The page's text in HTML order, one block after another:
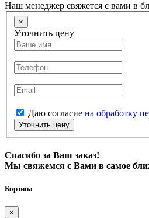
Наш менеджер свяжется с вами в
×
Уточнить цену
Даю согласие на обработку
Уточнить цену
Спасибо за Ваш заказ!
Мы свяжемся с Вами в самое
Корзина
×